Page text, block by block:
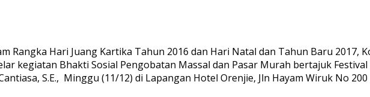
Rangka Hari Juang Kartika Tahun 2016 dan Hari Natal dan Tahun Baru 2017,
kegiatan Bhakti Sosial Pengobatan Massal dan Pasar Murah bertajuk
S.E., Minggu (11/12) di Lapangan Hotel Orenjie, Jln Hayam Wiruk No 200